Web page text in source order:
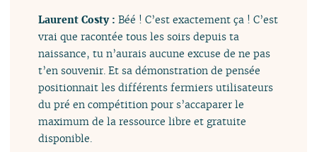
Laurent Costy :Béé ! C’est exactement ça ! C’est
vrai que racontée tous les soirs depuis ta
naissance, tu n’aurais aucune excuse de ne pas
t’en souvenir. Et sa démonstration de pensée
positionnait les différents fermiers utilisateurs
du pré en compétition pour s’accaparer le
maximum de la ressource libre et gratuite
disponible.